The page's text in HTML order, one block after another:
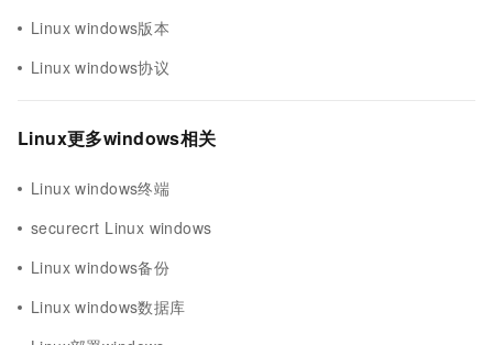
Linux windows版本
Linux windows协议
Linux更多windows相关
Linux windows终端
securecrt Linux windows
Linux windows备份
Linux windows数据库